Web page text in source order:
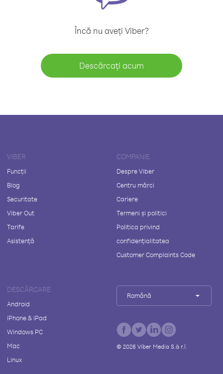
Încă nu aveți Viber?
Descărcați acum
VIBER
Funcții
Blog
Securitate
Viber Out
Tarife
Asistență
COMPANIE
Despre Viber
Centru mărci
Cariere
Termeni și politici
Politica privind
confidențialitatea
Customer Complaints Code
DESCĂRCARE
Android
iPhone & iPad
Windows PC
Mac
Linux
Română
© 2026Viber Media S.à r.l.